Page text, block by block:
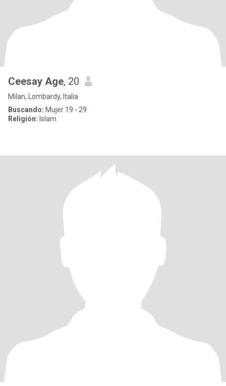
Ceesay Age, 20
Milan, Lombardy, Italia
Buscando: Mujer 19 - 29
Religión: Islam